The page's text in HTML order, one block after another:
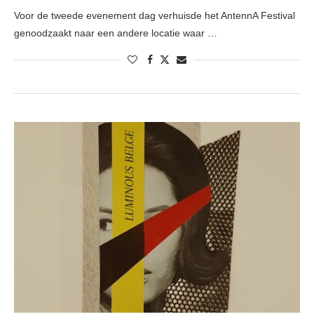
Voor de tweede evenement dag verhuisde het AntennA Festival
genoodzaakt naar een andere locatie waar …